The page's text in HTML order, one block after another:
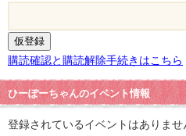
購読確認と購読解除手続きはこちら
ひーぽーちゃんのイベント情報
登録されているイベントはありませ